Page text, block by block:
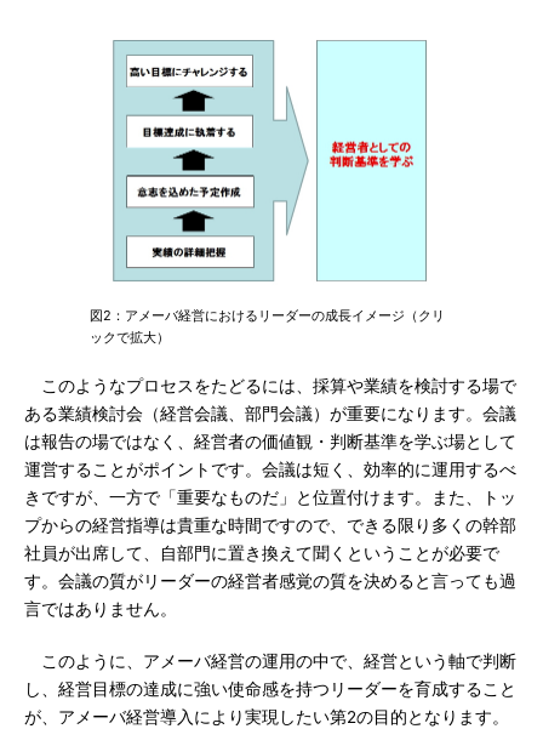
図2：アメーバ経営におけるリーダーの成長イメージ（クリ
ックで拡大）
このようなプロセスをたどるには、採算や業績を検討する場で
ある業績検討会（経営会議、部門会議）が重要になります。会議
は報告の場ではなく、経営者の価値観・判断基準を学ぶ場として
運営することがポイントです。会議は短く、効率的に運用するべ
きですが、一方で「重要なものだ」と位置付けます。また、トッ
プからの経営指導は貴重な時間ですので、できる限り多くの幹部
社員が出席して、自部門に置き換えて聞くということが必要で
す。会議の質がリーダーの経営者感覚の質を決めると言っても過
言ではありません。
このように、アメーバ経営の運用の中で、経営という軸で判断
し、経営目標の達成に強い使命感を持つリーダーを育成すること
が、アメーバ経営導入により実現したい第2の目的となります。